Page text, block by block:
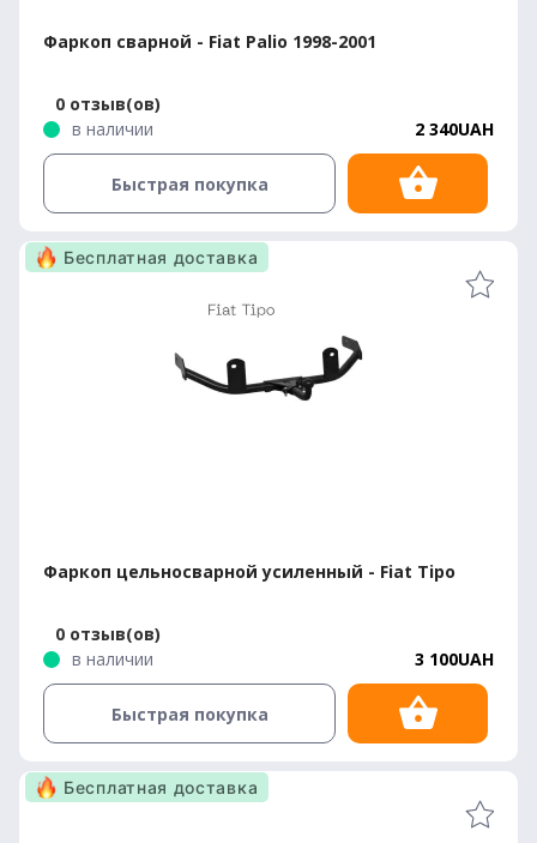
Фаркоп сварной - Fiat Palio 1998-2001
0 отзыв(ов)
в наличии
2 340UAH
Быстрая покупка
Фаркоп цельносварной усиленный - Fiat Tipo
0 отзыв(ов)
в наличии
3 100UAH
Бесплатная доставка
Быстрая покупка
Бесплатная доставка